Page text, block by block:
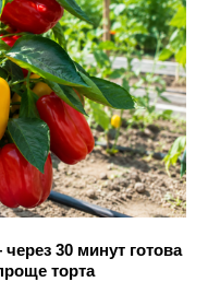
30 минут готова
торта